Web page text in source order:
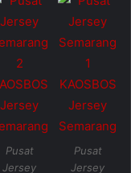
Pusat
Jersey
Pusat
Jersey